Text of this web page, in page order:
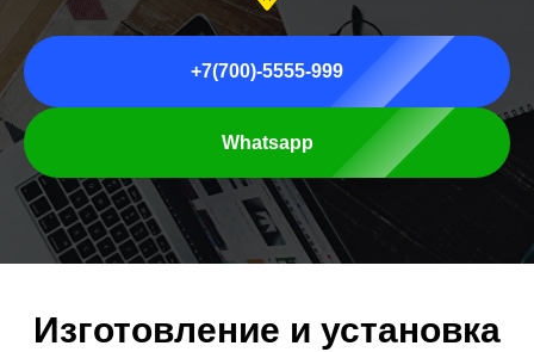
+7(700)-5555-999
Whatsapp
Изготовление и установка